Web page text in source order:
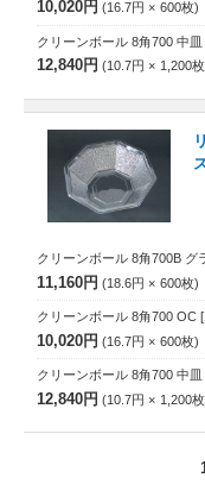
10,020円 16.7円 600枚
クリーンボール 8角700 中皿
12,840円 10.7円 1,200枚
クリーンボール 8角700B グ
11,160円 18.6円 600枚
クリーンボール 8角700 OC
10,020円 16.7円 600枚
クリーンボール 8角700 中皿
12,840円 10.7円 1,200枚